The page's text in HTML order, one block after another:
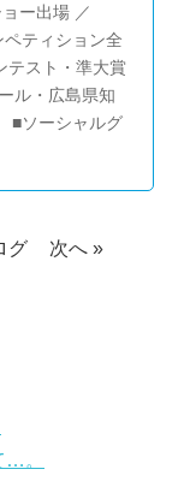
ー出場 ／
ティション全
テスト・準大賞
ル・広島県知
■ソーシャルグ
グ 次へ »
…。